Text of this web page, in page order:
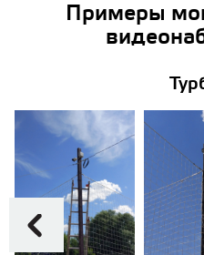
Примеры